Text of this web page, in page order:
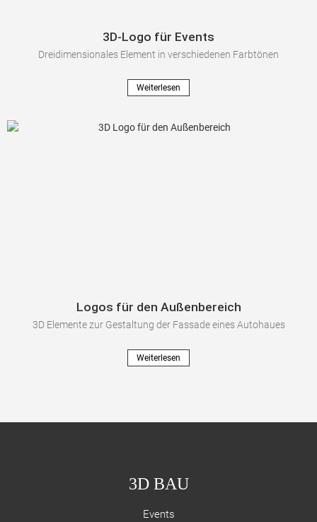
3D-Logo für Events
Dreidimensionales Element in verschiedenen Farbtönen
Weiterlesen
Logos für den Außenbereich
3D Elemente zur Gestaltung der Fassade eines Autohaues
Weiterlesen
3D BAU
Events